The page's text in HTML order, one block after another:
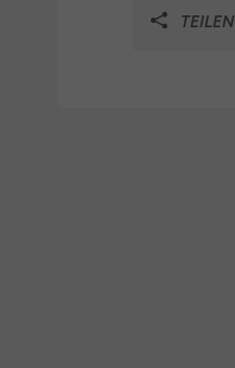
TEILEN